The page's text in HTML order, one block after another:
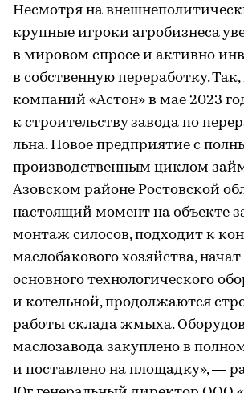
Несмотря на
крупные игроки агробизнеса
в мировом спросе и активно
в собственную переработку. Так,
компаний «Астон» в мае 2023
к строительству завода по
льна. Новое предприятие с
производственным циклом
Азовском районе Ростовской
настоящий момент на объекте
монтаж силосов, подходит к
маслобакового хозяйства,
основного технологического
и котельной, продолжаются
работы склада жмыха.
маслозавода закуплено в
и поставлено на площадку», —